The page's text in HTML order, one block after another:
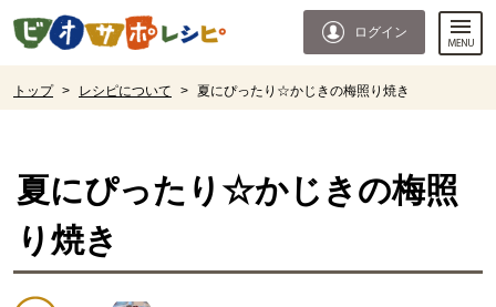
ページの先頭です。
ログイン
トップ > レシピについて > 夏にぴったり☆かじきの梅照り焼き
夏にぴったり☆かじきの梅照
り焼き